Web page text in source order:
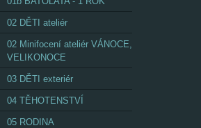
02 DĚTI ateliér
02 Minifocení ateliér VÁNOCE,
VELIKONOCE
03 DĚTI exteriér
04 TĚHOTENSTVÍ
05 RODINA